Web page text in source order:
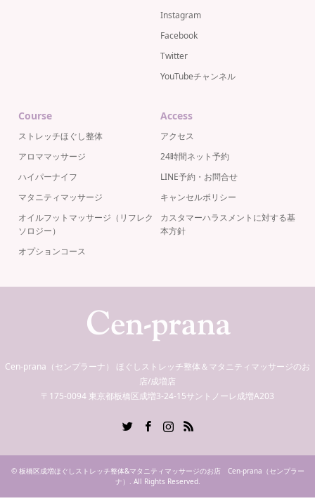
Instagram
Facebook
Twitter
YouTubeチャンネル
Course
ストレッチほぐし整体
アロママッサージ
ハイパーナイフ
マタニティマッサージ
オイルフットマッサージ（リフレク
ソロジー）
オプションコース
Access
アクセス
24時間ネット予約
LINE予約・お問合せ
キャンセルポリシー
カスタマーハラスメントに対する基
本方針
Cen-prana（センプラーナ） ほぐしストレッチ整体＆マタニティマッサージのお
店/成増店
〒175-0094 東京都板橋区成増3-24-15サントノーレ成増A203
RSS
© 板橋区成増ほぐしストレッチ整体&マタニティマッサージのお店 Cen-prana（センプラー
ナ） . All Rights Reserved.